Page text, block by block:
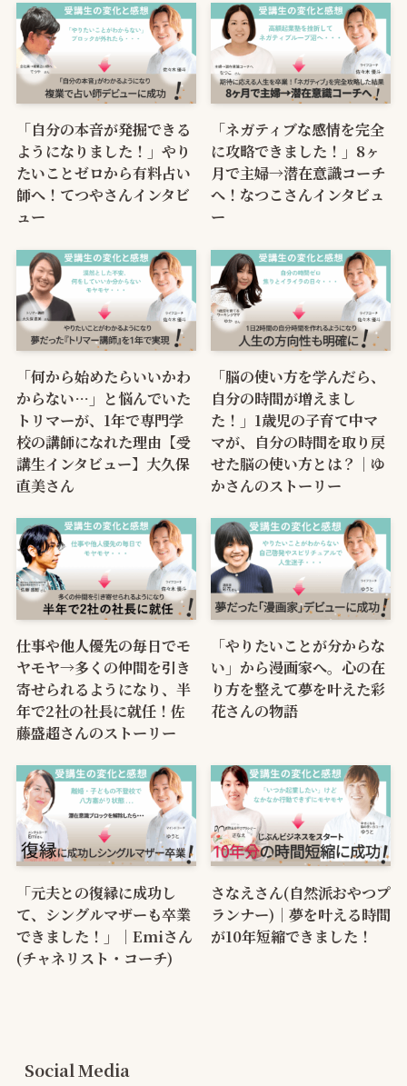
「自分の本音が発掘できる
ようになりました！」やり
たいことゼロから有料占い
師へ！てつやさんインタビ
ュー
「ネガティブな感情を完全
に攻略できました！」8ヶ
月で主婦→潜在意識コーチ
へ！なつこさんインタビュ
ー
「何から始めたらいいかわ
からない…」と悩んでいた
トリマーが、1年で専門学
校の講師になれた理由【受
講生インタビュー】大久保
直美さん
「脳の使い方を学んだら、
自分の時間が増えまし
た！」1歳児の子育て中マ
マが、自分の時間を取り戻
せた脳の使い方とは？｜ゆ
かさんのストーリー
仕事や他人優先の毎日でモ
ヤモヤ→多くの仲間を引き
寄せられるようになり、半
年で2社の社長に就任！佐
藤盛超さんのストーリー
「やりたいことが分からな
い」から漫画家へ。心の在
り方を整えて夢を叶えた彩
花さんの物語
「元夫との復縁に成功し
て、シングルマザーも卒業
できました！」｜Emiさん
(チャネリスト・コーチ)
さなえさん(自然派おやつプ
ランナー)｜夢を叶える時間
が10年短縮できました！
Social Media